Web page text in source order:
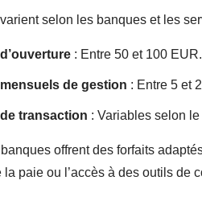
selon les banques et les
: Entre 50 et 100 EUR.
de gestion : Entre 5 et
transaction : Variables selon
offrent des forfaits
la paie ou l’accès à des outils de